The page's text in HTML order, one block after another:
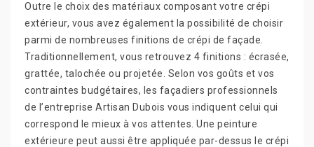
Outre le choix des matériaux composant votre crépi
extérieur, vous avez également la possibilité de choisir
parmi de nombreuses finitions de crépi de façade.
Traditionnellement, vous retrouvez 4 finitions : écrasée,
grattée, talochée ou projetée. Selon vos goûts et vos
contraintes budgétaires, les façadiers professionnels
de l’entreprise Artisan Dubois vous indiquent celui qui
correspond le mieux à vos attentes. Une peinture
extérieure peut aussi être appliquée par-dessus le crépi